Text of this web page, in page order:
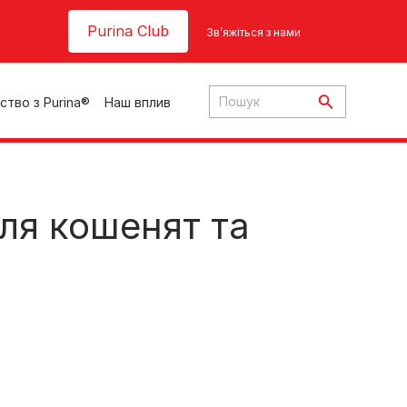
Purina Club Зв’яжіться з нами
з Purina® Наш вплив
кошенят та